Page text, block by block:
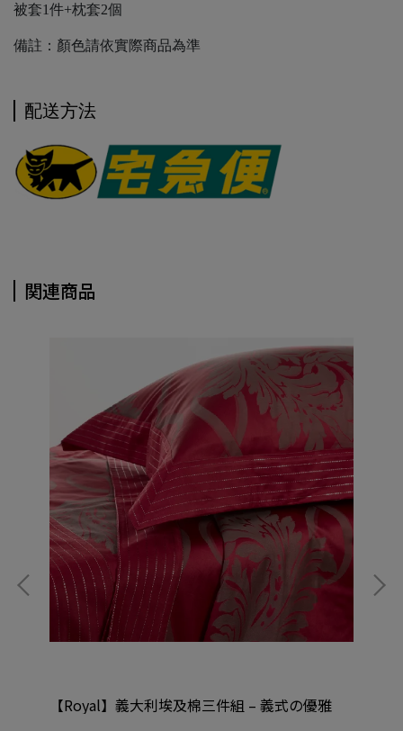
被套1件+枕套2個
備註：顏色請依實際商品為準
配送方法
関連商品
【Royal】義大利埃及棉三件組 – 義式の優雅